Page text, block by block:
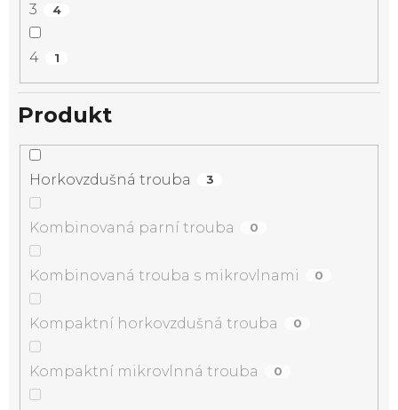
3 4
4 1
Produkt
Horkovzdušná trouba 3
Kombinovaná parní trouba 0
Kombinovaná trouba s mikrovlnami 0
Kompaktní horkovzdušná trouba 0
Kompaktní mikrovlnná trouba 0